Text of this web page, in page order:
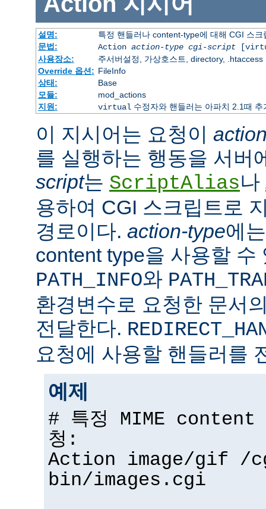
설명:
특정 핸들러나 content-type에 대해 CGI 스크
문법:
Action action-type cgi-script
사용장소:
주서버설정, 가상호스트, directory, .htaccess
Override 옵션: FileInfo
상태:
Base
모듈:
mod_actions
지원:
virtual 수정자와 핸들러는 아파치 2.1때 추
이 지시어는 요청이
를 실행하는 행동을 서버
script는 ScriptAlias나
용하여 CGI 스크립트로
경로이다. action-type에
content type을 사용할 수
PATH_INFO와
환경변수로 요청한 문서
전달한다.
요청에 사용할 핸들러를
예제
# 특정 MIME content
청:
Action image/gif /
bin/images.cgi